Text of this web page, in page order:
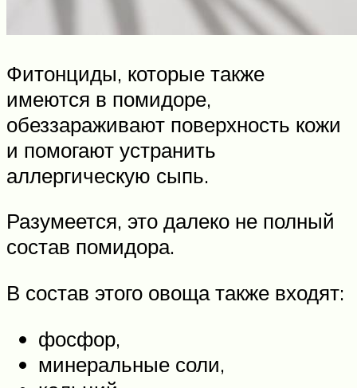
Фитонциды, которые также
имеются в помидоре,
обеззараживают поверхность кожи
и помогают устранить
аллергическую сыпь.
Разумеется, это далеко не полный
состав помидора.
В состав этого овоща также входят:
фосфор,
минеральные соли,